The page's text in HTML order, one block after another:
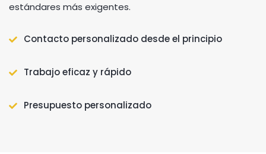
estándares más exigentes.
Contacto personalizado desde el principio
Trabajo eficaz y rápido
Presupuesto personalizado